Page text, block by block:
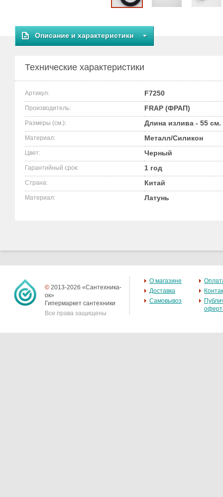
Описание и характеристики
Технические характеристики
Артикул: F7250
Производитель: FRAP (ФРАП)
Размеры (см.): Длина излива - 55 см.
Материал: Металл/Силикон
Цвет: Черный
Гарантийный срок: 1 год
Страна: Китай
Материал: Латунь
© 2013-2026 «Сантехника-
ок»
Гипермаркет сантехники
Все права защищены
О магазине
Доставка
Самовывоз